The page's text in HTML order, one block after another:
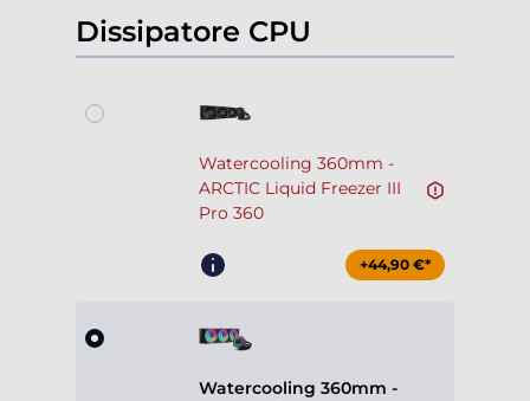
Dissipatore CPU
Watercooling 360mm -
ARCTIC Liquid Freezer III
Pro 360
+44,90 €*
Watercooling 360mm -